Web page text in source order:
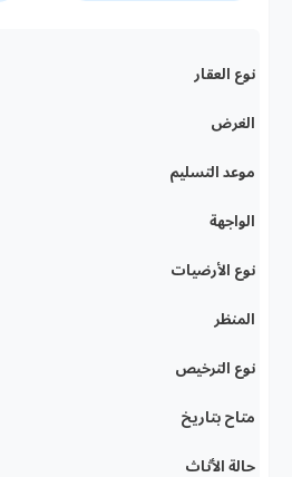
نوع العقار
الغرض
موعد التسليم
الواجهة
نوع الأرضيات
المنظر
نوع الترخيص
متاح بتاريخ
حالة الأثاث